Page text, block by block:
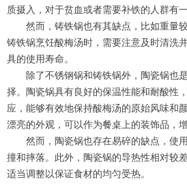
质摄入，对于贫血或者需要补铁的人群有一
然而，铸铁锅也有其缺点，比如重量较
铸铁锅烹饪酸梅汤时，需要注意及时清洗
具的使用寿命。
除了不锈钢锅和铸铁锅外，陶瓷锅也是
择。陶瓷锅具有良好的保温性能和耐酸性
应，能够有效地保持酸梅汤的原始风味和
漂亮的外观，可以作为餐桌上的装饰品，
然而，陶瓷锅也存在易碎的缺点，使用
撞和摔落。此外，陶瓷锅的导热性相对较
适当调整以保证食材的均匀受热。